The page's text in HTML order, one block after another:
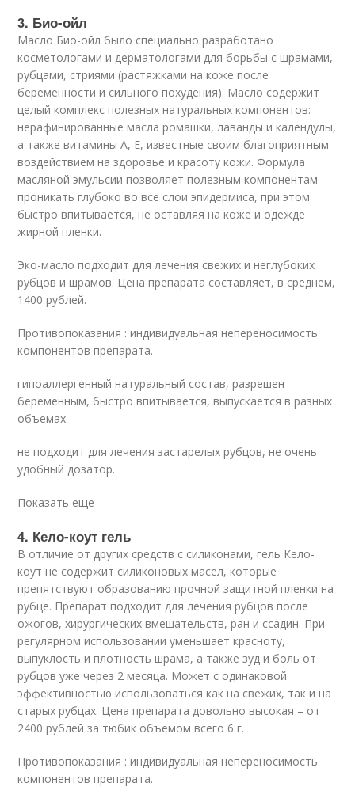
3. Био-ойл
Масло Био-ойл было специально разработано
косметологами и дерматологами для борьбы с шрамами,
рубцами, стриями (растяжками на коже после
беременности и сильного похудения). Масло содержит
целый комплекс полезных натуральных компонентов:
нерафинированные масла ромашки, лаванды и календулы,
а также витамины А, Е, известные своим благоприятным
воздействием на здоровье и красоту кожи. Формула
масляной эмульсии позволяет полезным компонентам
проникать глубоко во все слои эпидермиса, при этом
быстро впитывается, не оставляя на коже и одежде
жирной пленки.
Эко-масло подходит для лечения свежих и неглубоких
рубцов и шрамов. Цена препарата составляет, в среднем,
1400 рублей.
Противопоказания : индивидуальная непереносимость
компонентов препарата.
гипоаллергенный натуральный состав, разрешен
беременным, быстро впитывается, выпускается в разных
объемах.
не подходит для лечения застарелых рубцов, не очень
удобный дозатор.
Показать еще
4. Кело-коут гель
В отличие от других средств с силиконами, гель Кело-
коут не содержит силиконовых масел, которые
препятствуют образованию прочной защитной пленки на
рубце. Препарат подходит для лечения рубцов после
ожогов, хирургических вмешательств, ран и ссадин. При
регулярном использовании уменьшает красноту,
выпуклость и плотность шрама, а также зуд и боль от
рубцов уже через 2 месяца. Может с одинаковой
эффективностью использоваться как на свежих, так и на
старых рубцах. Цена препарата довольно высокая – от
2400 рублей за тюбик объемом всего 6 г.
Противопоказания : индивидуальная непереносимость
компонентов препарата.